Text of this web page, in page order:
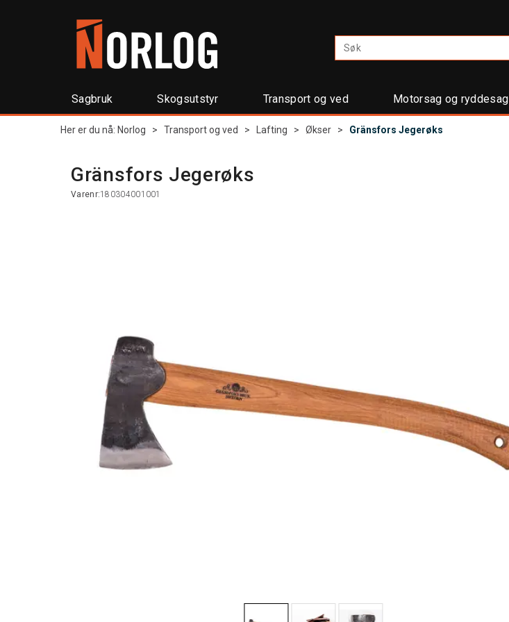
Sagbruk Skogsutstyr Transport og ved Motorsag og ryddesag
Her er du nå: Norlog > Transport og ved > Lafting > Økser > Gränsfors Jegerøks
Gränsfors Jegerøks
Varenr:180304001001